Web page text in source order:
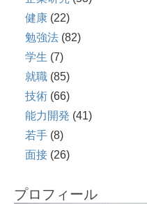
健康 (22)
勉強法 (82)
学生 (7)
就職 (85)
技術 (66)
能力開発 (41)
若手 (8)
面接 (26)
プロフィール